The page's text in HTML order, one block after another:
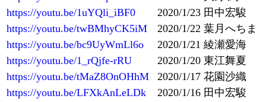
https://youtu.be/1uYQli_iBF0
2020/1/23 田中宏駿
https://youtu.be/twBMhyCK5iM
2020/1/22 葉月へちま
https://youtu.be/bc9UyWmLl6o
2020/1/21 綾瀬愛海
https://youtu.be/1_rQjfe-rRU
2020/1/20 東江舞夏
https://youtu.be/tMaZ8OnOHhM
2020/1/17 花園沙織
https://youtu.be/LFXkAnLeLDk
2020/1/16 田中宏駿